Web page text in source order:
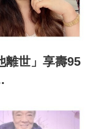
離世」享壽95